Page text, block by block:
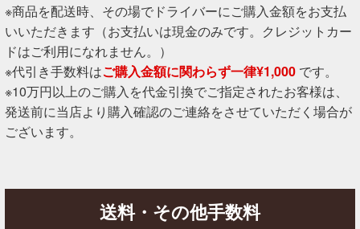
※商品を配送時、その場でドライバーにご購入金額をお支払
いいただきます（お支払いは現金のみです。クレジットカー
ドはご利用になれません。）
※代引き手数料はご購入金額に関わらず一律¥1,000です。
※10万円以上のご購入を代金引換でご指定されたお客様は、
発送前に当店より購入確認のご連絡をさせていただく場合が
ございます。
送料・その他手数料